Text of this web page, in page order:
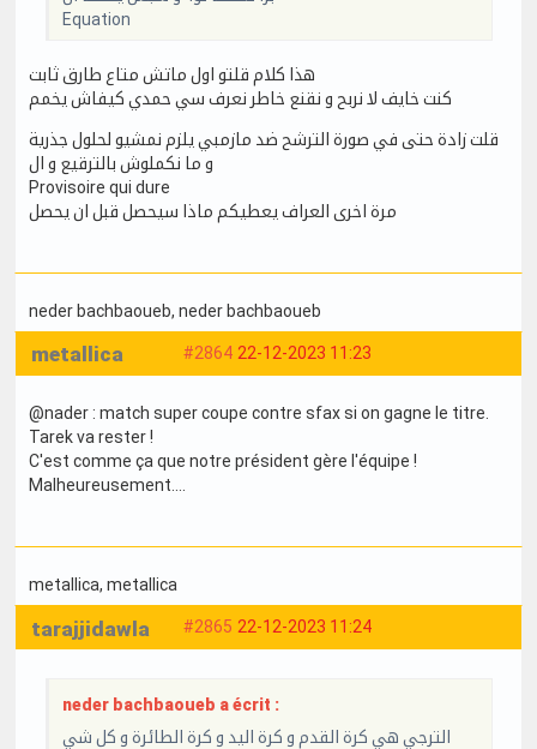
Equation
هذا كلام قلتو اول ماتش متاع طارق ثابت
كنت خايف لا نربح و نقنع خاطر نعرف سي حمدي كيفاش يخمم
قلت زادة حتى في صورة الترشح ضد مازمبي يلزم نمشيو لحلول جذرية
و ما نكملوش بالترقيع و ال
Provisoire qui dure
مرة اخرى العراف يعطيكم ماذا سيحصل قبل ان يحصل
neder bachbaoueb, neder bachbaoueb
#2864 22-12-2023 11:23
metallica
@nader : match super coupe contre sfax si on gagne le titre.
Tarek va rester !
C'est comme ça que notre président gère l'équipe !
Malheureusement....
metallica, metallica
#2865 22-12-2023 11:24
tarajjidawla
neder bachbaoueb a écrit :
الترجي هي كرة القدم و كرة اليد و كرة الطائرة و كل شي